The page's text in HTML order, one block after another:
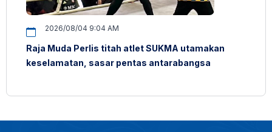
2026/08/04 9:04 AM
Raja Muda Perlis titah atlet SUKMA utamakan
keselamatan, sasar pentas antarabangsa